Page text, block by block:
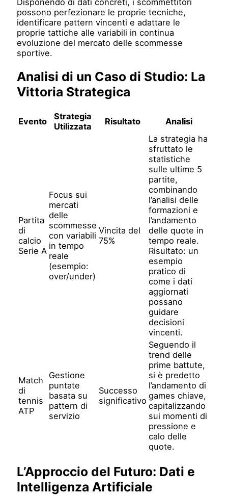
Disponendo di dati concreti, i scommettitori
possono perfezionare le proprie tecniche,
identificare pattern vincenti e adattare le
proprie tattiche alle variabili in continua
evoluzione del mercato delle scommesse
sportive.
Analisi di un Caso di Studio: La
Vittoria Strategica
Evento
Strategia
Utilizzata
Risultato Analisi
Partita
di
calcio
Serie A
Focus sui
mercati
delle
scommesse
con variabili
in tempo
reale
(esempio:
over/under)
Vincita del
75%
La strategia ha
sfruttato le
statistiche
sulle ultime 5
partite,
combinando
l’analisi delle
formazioni e
l’andamento
delle quote in
tempo reale.
Risultato: un
esempio
pratico di
come i dati
aggiornati
possano
guidare
decisioni
vincenti.
Match
di
tennis
ATP
Gestione
puntate
basata su
pattern di
servizio
Successo
significativo
Seguendo il
trend delle
prime battute,
si è predetto
l’andamento di
games chiave,
capitalizzando
sui momenti di
pressione e
calo delle
quote.
L’Approccio del Futuro: Dati e
Intelligenza Artificiale